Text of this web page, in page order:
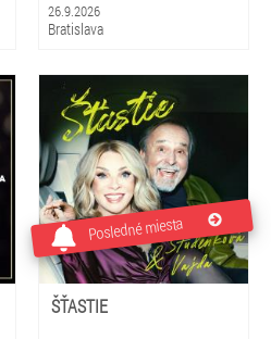
26.9.2026
Bratislava
Posledné miesta
ŠŤASTIE